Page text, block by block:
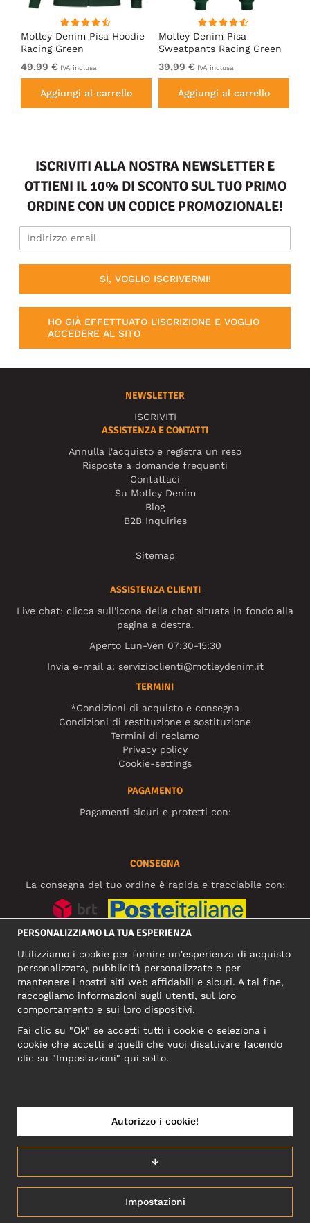
Motley Denim Pisa Hoodie
Racing Green
49,99 € IVA inclusa
Aggiungi al carrello
Motley Denim Pisa
Sweatpants Racing Green
39,99 € IVA inclusa
Aggiungi al carrello
ISCRIVITI ALLA NOSTRA NEWSLETTER E
OTTIENI IL 10% DI SCONTO SUL TUO PRIMO
ORDINE CON UN CODICE PROMOZIONALE!
SÌ, VOGLIO ISCRIVERMI!
HO GIÀ EFFETTUATO L'ISCRIZIONE E VOGLIO
ACCEDERE AL SITO
NEWSLETTER
ISCRIVITI
ASSISTENZA E CONTATTI
Annulla l'acquisto e registra un reso
Risposte a domande frequenti
Contattaci
Su Motley Denim
Blog
B2B Inquiries
Sitemap
ASSISTENZA CLIENTI
Live chat: clicca sull'icona della chat situata in fondo alla
pagina a destra.
Aperto Lun-Ven 07:30-15:30
Invia e-mail a: servizioclienti@motleydenim.it
TERMINI
*Condizioni di acquisto e consegna
Condizioni di restituzione e sostituzione
Termini di reclamo
Privacy policy
Cookie-settings
PAGAMENTO
Pagamenti sicuri e protetti con:
CONSEGNA
La consegna del tuo ordine è rapida e tracciabile con:
INDIRIZZO COMMERCIALE
Narva mnt 5, EE-10117 Tallinn
Reg: 12356245
ITALIA/ITALIANO
PERSONALIZZIAMO LA TUA ESPERIENZA
Utilizziamo i cookie per fornire un'esperienza di acquisto
personalizzata, pubblicità personalizzate e per
mantenere i nostri siti web affidabili e sicuri. A tal fine,
raccogliamo informazioni sugli utenti, sul loro
comportamento e sui loro dispositivi.
Fai clic su "Ok" se accetti tutti i cookie o seleziona i
cookie che accetti e quelli che vuoi disattivare facendo
clic su "Impostazioni" qui sotto.
Impostazioni
↓
Autorizzo i cookie!